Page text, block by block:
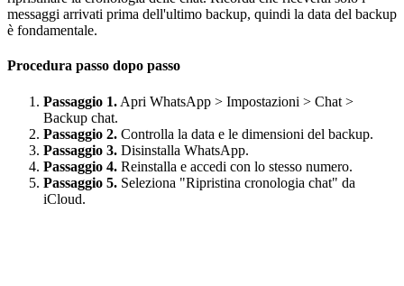
messaggi arrivati prima dell'ultimo backup, quindi la data del backup
è fondamentale.
Procedura passo dopo passo
Passaggio 1. Apri WhatsApp > Impostazioni > Chat >
Backup chat.
Passaggio 2. Controlla la data e le dimensioni del backup.
Passaggio 3. Disinstalla WhatsApp.
Passaggio 4. Reinstalla e accedi con lo stesso numero.
Passaggio 5. Seleziona "Ripristina cronologia chat" da
iCloud.